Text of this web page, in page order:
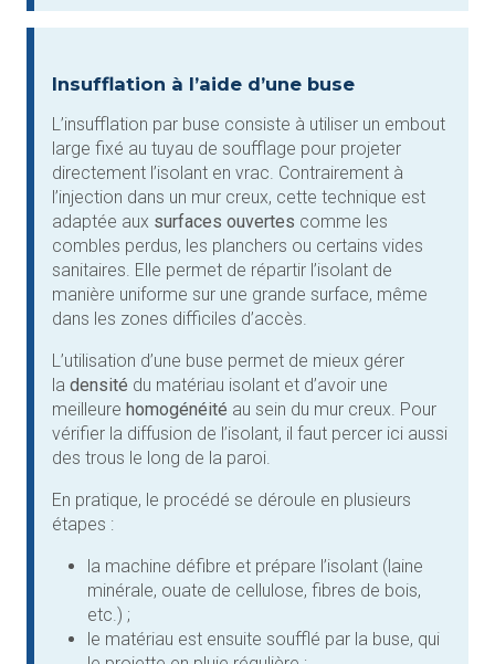
Insufflation à l’aide d’une buse
L’insufflation par buse consiste à utiliser un embout
large fixé au tuyau de soufflage pour projeter
directement l’isolant en vrac. Contrairement à
l’injection dans un mur creux, cette technique est
adaptée aux surfaces ouvertes comme les
combles perdus, les planchers ou certains vides
sanitaires. Elle permet de répartir l’isolant de
manière uniforme sur une grande surface, même
dans les zones difficiles d’accès.
L’utilisation d’une buse permet de mieux gérer
la densité du matériau isolant et d’avoir une
meilleure homogénéité au sein du mur creux. Pour
vérifier la diffusion de l’isolant, il faut percer ici aussi
des trous le long de la paroi.
En pratique, le procédé se déroule en plusieurs
étapes :
la machine défibre et prépare l’isolant (laine
minérale, ouate de cellulose, fibres de bois,
etc.) ;
le matériau est ensuite soufflé par la buse, qui